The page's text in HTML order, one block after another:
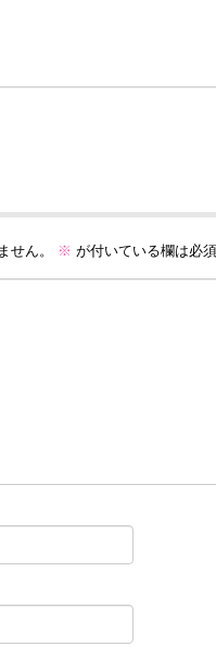
せん。 ※ が付いている欄は必